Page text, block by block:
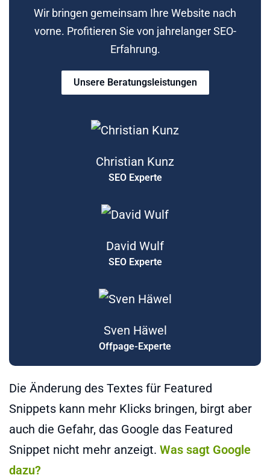
Wir bringen gemeinsam Ihre Website nach
vorne. Profitieren Sie von jahrelanger SEO-
Erfahrung.
Unsere Beratungsleistungen
Christian Kunz
SEO Experte
David Wulf
SEO Experte
Sven Häwel
Offpage-Experte
Die Änderung des Textes für Featured
Snippets kann mehr Klicks bringen, birgt aber
auch die Gefahr, das Google das Featured
Snippet nicht mehr anzeigt. Was sagt Google
dazu?